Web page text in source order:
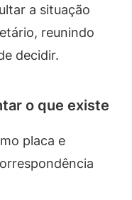
a situação
reunindo
decidir.
o que existe
placa e